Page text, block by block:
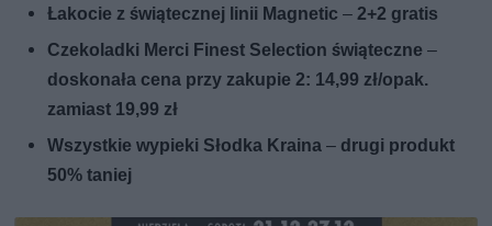
Łakocie z świątecznej linii Magnetic –2+2 gratis
Czekoladki Merci Finest Selection świąteczne –
doskonała cena przy zakupie 2: 14,99 zł/opak.
zamiast 19,99 zł
Wszystkie wypieki Słodka Kraina – drugi produkt
50% taniej